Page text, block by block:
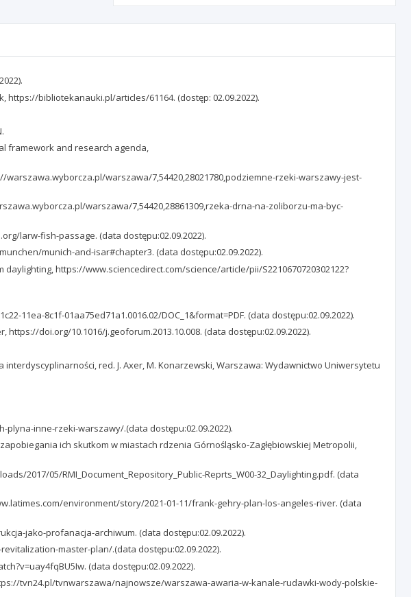
https://bibliotekanauki.pl/articles/61164. (dostęp: 02.09.2022).
framework and research agenda,
warszawa.wyborcza.pl/warszawa/7,54420,28021780,podziemne-rzeki-warszawy-jest-
warszawa/7,54420,28861309,rzeka-drna-na-zoliborzu-ma-byc-
larw-fish-passage. (data dostępu:02.09.2022).
munich-and-isar#chapter3. (data dostępu:02.09.2022).
https://www.sciencedirect.com/science/article/pii/S2210670720302122?
11ea-8c1f-01aa75ed71a1.0016.02/DOC_1&format=PDF. (data dostępu:02.09.2022).
https://doi.org/10.1016/j.geoforum.2013.10.008. (data dostępu:02.09.2022).
red. J. Axer, M. Konarzewski, Warszawa: Wydawnictwo Uniwersytetu
inne-rzeki-warszawy/.(data dostępu:02.09.2022).
ich skutkom w miastach rdzenia Górnośląsko-Zagłębiowskiej Metropolii,
2017/05/RMI_Document_Repository_Public-Reprts_W00-32_Daylighting.pdf. (data
environment/story/2021-01-11/frank-gehry-plan-los-angeles-river. (data
jako-profanacja-archiwum. (data dostępu:02.09.2022).
master-plan/.(data dostępu:02.09.2022).
(data dostępu:02.09.2022).
tvn24.pl/tvnwarszawa/najnowsze/warszawa-awaria-w-kanale-rudawki-wody-polskie-